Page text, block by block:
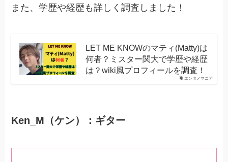
また、学歴や経歴も詳しく調査しました！
エンタメマニア
LET ME KNOWのマティ(Matty)は
何者？ミスター関大で学歴や経歴
は？wiki風プロフィールを調査！
Ken_M（ケン）：ギター